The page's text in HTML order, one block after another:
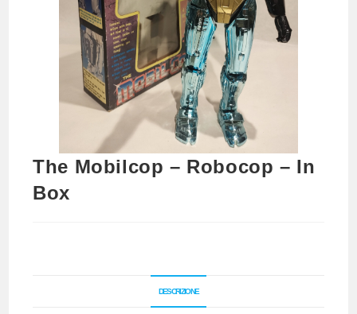
The Mobilcop – Robocop – In
Box
DESCRIZIONE